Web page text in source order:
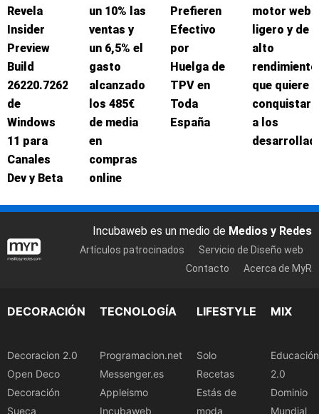
Revela
Insider
Preview
Build
26220.7262
de
Windows
11 para
Canales
Dev y Beta
un 10% las
ventas y
un 6,5% el
gasto
alcanzado
los 485€
de media
en
compras
online
Prefieren
Efectivo
por
Huelga de
TPV en
Toda
España
motor web
ligero y de
alto
rendimiento
que quiere
conquistar
a los
Incubaweb es un medio de Medios y Redes
Artículos patrocinados
Servicio de Diseño web
Contacto
Acerca de MyR
DECORACIÓN
Decoracion 2.0
Open Deco
Decoración
Sueca
TECNOLOGÍA
Programacion.net
Messenger.es
Appleismo
Incubaweb
LIFESTYLE
Solo
Recetas
Estás de
moda
MIX
Educación
2.0
Dominio
Mundial